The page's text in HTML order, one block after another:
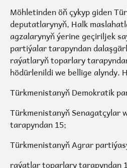
Möhletinden öň çykyp giden
deputatlarynyň, Halk
agzalarynyň ýerine geçiriljek
partiýalar tarapyndan
raýatlaryň toparlary
hödürlenildi we bellige alyndy.
Türkmenistanyň Demokratik
Türkmenistanyň
tarapyndan 15;
Türkmenistanyň Agrar
raýatlar toparlary tarapyndan